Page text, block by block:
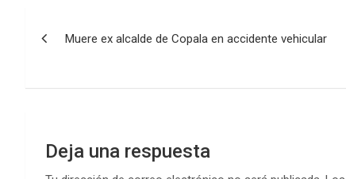
entradas
Muere ex alcalde de Copala en accidente vehicular
Deja una respuesta